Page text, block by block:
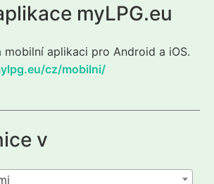
myLPG.eu
mobilní aplikaci pro Android a iOS.
cz/mobilni/
v